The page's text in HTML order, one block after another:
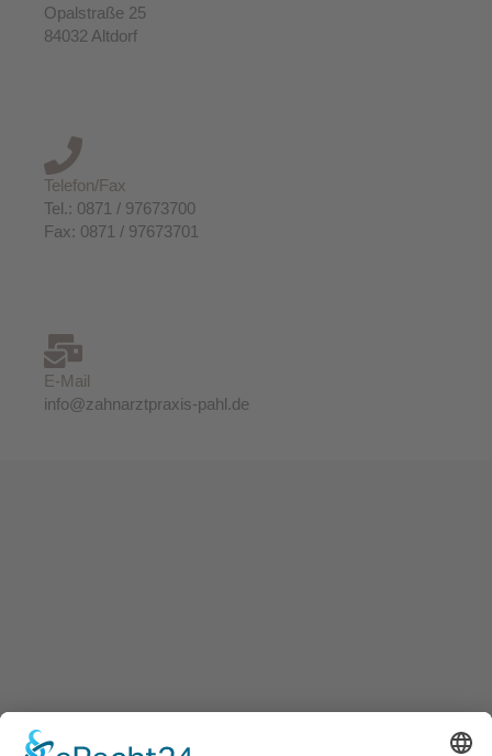
Opalstraße 25
84032 Altdorf
Telefon/Fax
Tel.: 0871 / 97673700
Fax: 0871 / 97673701
E-Mail
info@zahnarztpraxis-pahl.de